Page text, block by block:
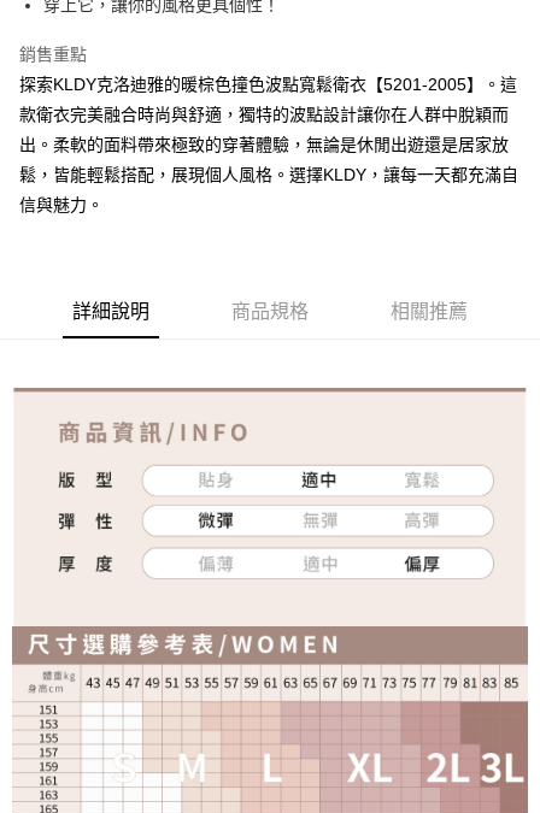
免運費
7-11取貨付款
免運費
付款後7-11取貨
免運費
宅配
穿上它，讓你的風格更具個性！
銷售重點
探索KLDY克洛迪雅的暖棕色撞色波點寬鬆衛衣【5201-2005】。這
款衛衣完美融合時尚與舒適，獨特的波點設計讓你在人群中脫穎而
出。柔軟的面料帶來極致的穿著體驗，無論是休閒出遊還是居家放
鬆，皆能輕鬆搭配，展現個人風格。選擇KLDY，讓每一天都充滿自
信與魅力。
詳細說明 商品規格 相關推薦